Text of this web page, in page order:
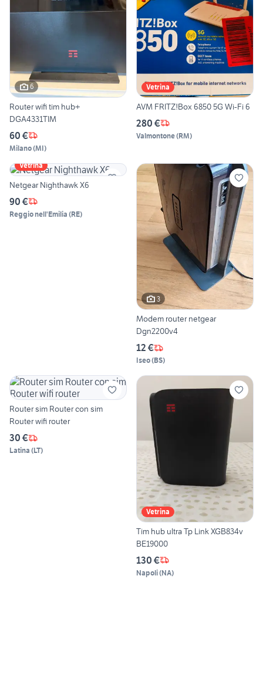
6
Router wifi tim hub+
DGA4331TIM
60 €
Milano(MI)
Vetrina
AVM FRITZ!Box 6850 5G Wi-Fi 6
280 €
Valmontone(RM)
Vetrina
Netgear Nighthawk X6
90 €
Reggio nell'Emilia (RE)
3
Modem router netgear
Dgn2200v4
12 €
Iseo(BS)
Router sim Router con sim
Router wifi router
30 €
Latina (LT)
Vetrina
Tim hub ultra Tp Link XGB834v
BE19000
130 €
Napoli(NA)